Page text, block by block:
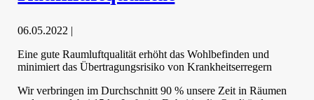
06.05.2022 |
Eine gute Raumluftqualität erhöht das Wohlbefinden und
minimiert das Übertragungsrisiko von Krankheitserregern
Wir verbringen im Durchschnitt 90 % unsere Zeit in Räumen